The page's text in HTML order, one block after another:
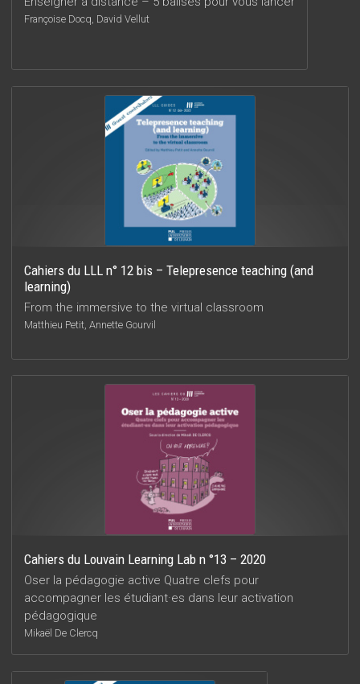
Françoise Docq, David Vellut
Cahiers du LLL n° 12 bis – Telepresence teaching (and
learning)
From the immersive to the virtual classroom
Matthieu Petit, Annette Gourvil
Cahiers du Louvain Learning Lab n °13 – 2020
Oser la pédagogie active Quatre clefs pour
accompagner les étudiant·es dans leur activation
pédagogique
Mikaël De Clercq